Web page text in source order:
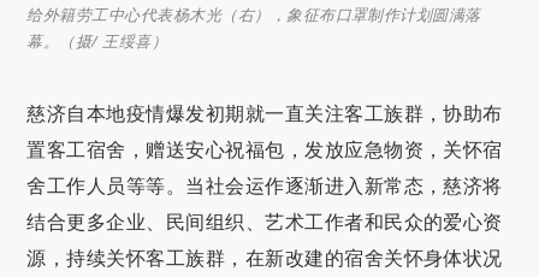
给外籍劳工中心代表杨木光（右），象征布口罩制作计划圆满落
幕。（摄/ 王绥喜）
慈济自本地疫情爆发初期就一直关注客工族群，协助布
置客工宿舍，赠送安心祝福包，发放应急物资，关怀宿
舍工作人员等等。当社会运作逐渐进入新常态，慈济将
结合更多企业、民间组织、艺术工作者和民众的爱心资
源，持续关怀客工族群，在新改建的宿舍关怀身体状况